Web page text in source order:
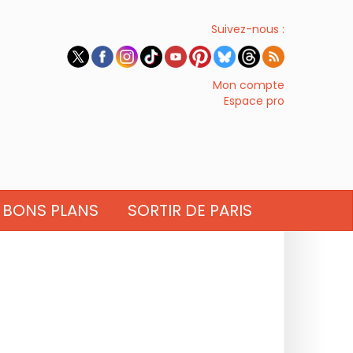
Suivez-nous :
Mon compte
Espace pro
BONS PLANS SORTIR DE PARIS